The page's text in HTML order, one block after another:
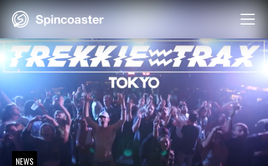
Skip
NEWS